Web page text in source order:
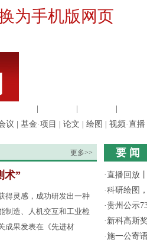
为手机版网页
议 基金·项目 论文 绘图 视频·直播
更多>>
术”
得灵感，成功研发出一种
制造、人机交互和工业检
成果发表在《先进材
要 闻
·直播回放
·科研绘图
·贵州公示
· 新科高斯
·施一公寄